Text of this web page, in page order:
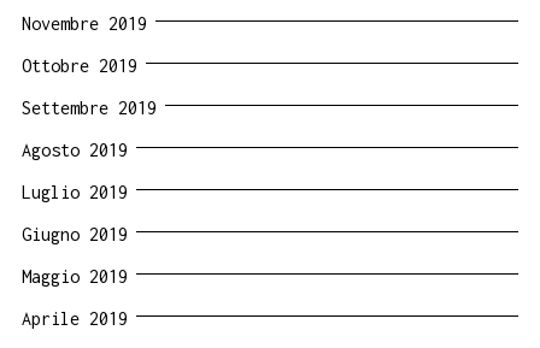
Novembre 2019
Ottobre 2019
Settembre 2019
Agosto 2019
Luglio 2019
Giugno 2019
Maggio 2019
Aprile 2019